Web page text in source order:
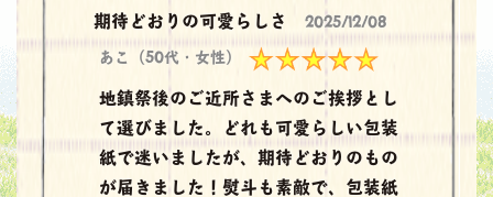
期待どおりの可愛らしさ
2025/12/08
あこ（50代・女性）
地鎮祭後のご近所さまへのご挨拶とし
て選びました。どれも可愛らしい包装
紙で迷いましたが、期待どおりのもの
が届きました！熨斗も素敵で、包装紙